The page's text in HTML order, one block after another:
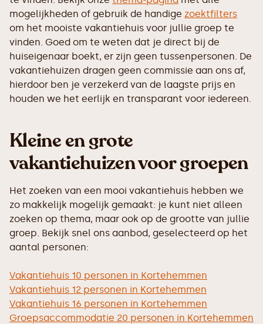
mogelijkheden of gebruik de handige zoektfilters
om het mooiste vakantiehuis voor jullie groep te
vinden. Goed om te weten dat je direct bij de
huiseigenaar boekt, er zijn geen tussenpersonen. De
vakantiehuizen dragen geen commissie aan ons af,
hierdoor ben je verzekerd van de laagste prijs en
houden we het eerlijk en transparant voor iedereen.
Kleine en grote
vakantiehuizen voor groepen
Het zoeken van een mooi vakantiehuis hebben we
zo makkelijk mogelijk gemaakt: je kunt niet alleen
zoeken op thema, maar ook op de grootte van jullie
groep. Bekijk snel ons aanbod, geselecteerd op het
aantal personen:
Vakantiehuis 10 personen in Kortehemmen
Vakantiehuis 12 personen in Kortehemmen
Vakantiehuis 16 personen in Kortehemmen
Groepsaccommodatie 20 personen in Kortehemmen